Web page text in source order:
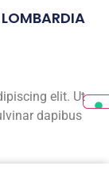
elit. Ut
dapibus